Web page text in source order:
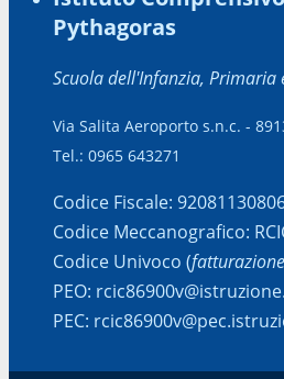
Pythagoras
Scuola dell'Infanzia, Primaria
Via Salita Aeroporto s.n.c. -
Tel.: 0965 643271
Codice Fiscale:
Codice Meccanografico:
Codice Univoco (
PEO:
PEC: